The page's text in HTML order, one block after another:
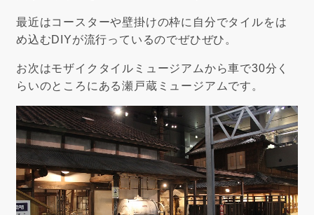
最近はコースターや壁掛けの枠に自分でタイルをは
め込むDIYが流行っているのでぜひぜひ。
お次はモザイクタイルミュージアムから車で30分く
らいのところにある瀬戸蔵ミュージアムです。